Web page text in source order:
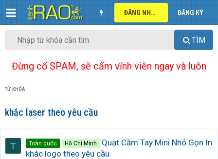
ĐĂNG NHẬP ĐĂNG KÝ
TÌM
Đừng cố SPAM, sẽ cấm vĩnh viễn ngay và luôn
TỪ KHÓA
khắc laser theo yêu cầu
T Toàn quốc Hồ Chí Minh
Quạt Cầm Tay Mini Nhỏ Gọn In
khắc logo theo yêu cầu